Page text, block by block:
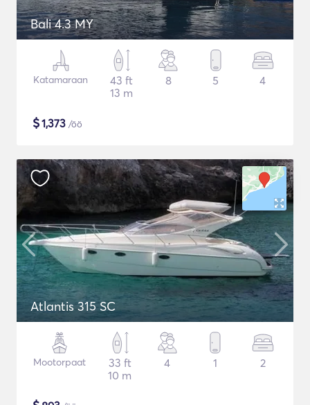
Bali 4.3 MY
Katamaraan
43 ft
13 m
8 5 4
$1,373 /öö
Atlantis 315 SC
Mootorpaat
33 ft
10 m
4 1 2